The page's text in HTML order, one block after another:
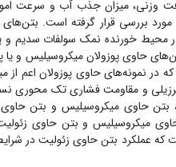
وزنی، میزان جذب آب و سرعت
بررسی قرار گرفته ‌است. بتن‌های
10 درصد پودر زئولیت و یا میکروسیلیس به جای سیمان بتن به مدت 15 روز در محیط خورنده
حاوی پوزولان میکروسیلیس و یا
در نمونه‌های حاوی پوزولان اعم از
و مقاومت فشاری تک محوری
حاوی میکروسیلیس و بتن حاوی
بتن حاوی میکروسیلیس و بتن حاوی
است که عملکرد بتن حاوی زئولیت در